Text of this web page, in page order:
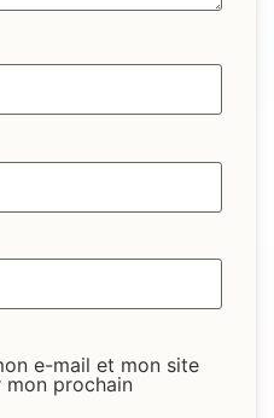
e-mail et mon site
mon prochain